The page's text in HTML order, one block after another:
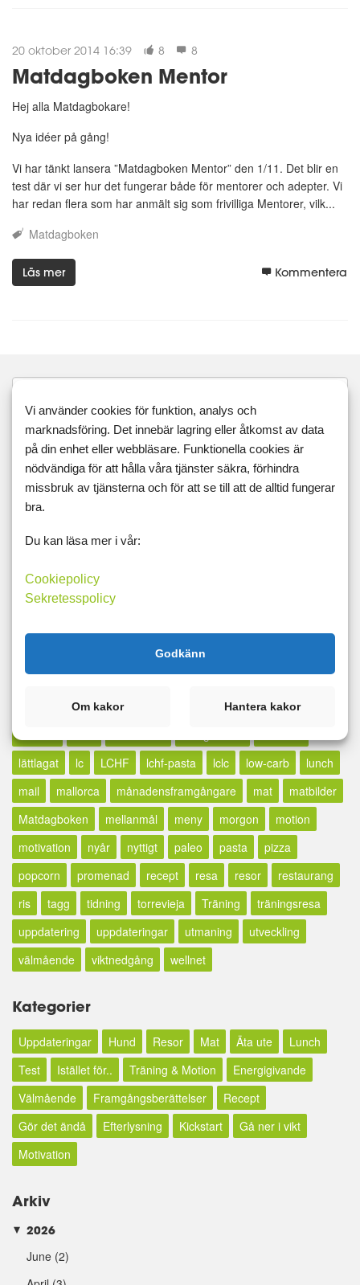
20 oktober 2014 16:39 8 8
Matdagboken Mentor
Hej alla Matdagbokare!
Nya idéer på gång!
Vi har tänkt lansera ”Matdagboken Mentor” den 1/11. Det blir en
test där vi ser hur det fungerar både för mentorer och adepter. Vi
har redan flera som har anmält sig som frivilliga Mentorer, vilk...
Matdagboken
Läs mer Kommentera
Sök
Taggar
16:8
avkoppling
bilder blogg
framgång
framgångsberättelse
grönhydrater
hälsoresa
hälsosamt hund
indoorwalking
inflammationer
iställetför jul kaffe
lättlagat
lc LCHF lchf-pasta lclc low-carb
lunch
mail
mallorca månadensframgångare mat
matbilder
Matdagboken
mellanmål meny morgon
motion
motivation
nyår nyttigt paleo pasta
pizza
popcorn
promenad recept resa resor
restaurang
ris
tagg tidning torrevieja Träning
träningsresa
uppdatering
uppdateringar utmaning
utveckling
välmående
viktnedgång wellnet
Kategorier
Uppdateringar Hund Resor Mat Äta ute
Lunch
Test
Istället för.. Träning & Motion
Energigivande
Välmående
Framgångsberättelser
Recept
Gör det ändå
Efterlysning Kickstart
Gå ner i vikt
Motivation
Arkiv
► 2026
June (2)
Vi använder cookies för funktion, analys och
marknadsföring. Det innebär lagring eller åtkomst av data
på din enhet eller webbläsare. Funktionella cookies är
nödvändiga för att hålla våra tjänster säkra, förhindra
missbruk av tjänsterna och för att se till att de alltid fungerar
bra.
Du kan läsa mer i vår:
Cookiepolicy
Sekretesspolicy
Godkänn
Om kakor Hantera kakor